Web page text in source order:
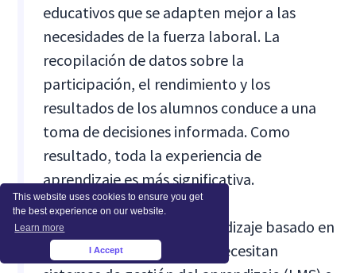
This website uses cookies to ensure you get
the best experience on our website.
Learn more
I Accept
educativos que se adapten mejor a las
necesidades de la fuerza laboral. La
recopilación de datos sobre la
participación, el rendimiento y los
resultados de los alumnos conduce a una
toma de decisiones informada. Como
resultado, toda la experiencia de
aprendizaje es más significativa.
Para implementar el aprendizaje basado en
datos, las organizaciones necesitan